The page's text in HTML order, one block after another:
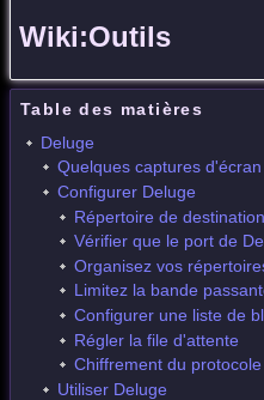
Wiki:Outils
Table des matières
Deluge
Quelques captures d'écran
Configurer Deluge
Répertoire de
Vérifier que le port de
Organisez vos
Limitez la bande
Configurer une liste de
Régler la file d'attente
Chiffrement du
Utiliser Deluge